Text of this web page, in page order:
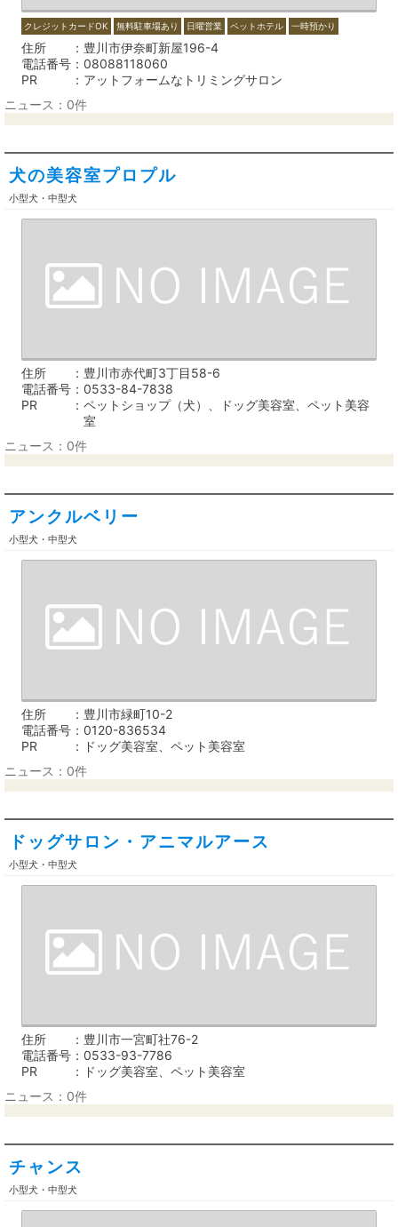
クレジットカードOK 無料駐車場あり 日曜営業 ペットホテル 一時預かり
住所
豊川市伊奈町新屋196-4
電話番号
08088118060
PR
アットフォームなトリミングサロン
ニュース：0件
犬の美容室プロプル
小型犬・中型犬
住所
豊川市赤代町3丁目58-6
電話番号
0533-84-7838
PR
ペットショップ（犬）、ドッグ美容室、ペット美容
室
ニュース：0件
アンクルベリー
小型犬・中型犬
住所
豊川市緑町10-2
電話番号
0120-836534
PR
ドッグ美容室、ペット美容室
ニュース：0件
ドッグサロン・アニマルアース
小型犬・中型犬
住所
豊川市一宮町社76-2
電話番号
0533-93-7786
PR
ドッグ美容室、ペット美容室
ニュース：0件
チャンス
小型犬・中型犬